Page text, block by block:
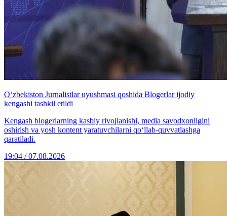
O‘zbekiston Jurnalistlar uyushmasi qoshida Blogerlar ijodiy
kengashi tashkil etildi
Kengash blogerlarning kasbiy rivojlanishi, media savodxonligini
oshirish va yosh kontent yaratuvchilarni qo‘llab-quvvatlashga
qaratiladi.
19:04 / 07.08.2026